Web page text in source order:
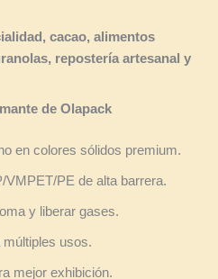
cacao, alimentos
repostería artesanal y
de Olapack
en colores sólidos premium.
VMPET/PE de alta barrera.
y liberar gases.
usos.
mejor exhibición.